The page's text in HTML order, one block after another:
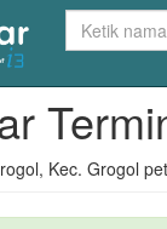
Kec. Grogol